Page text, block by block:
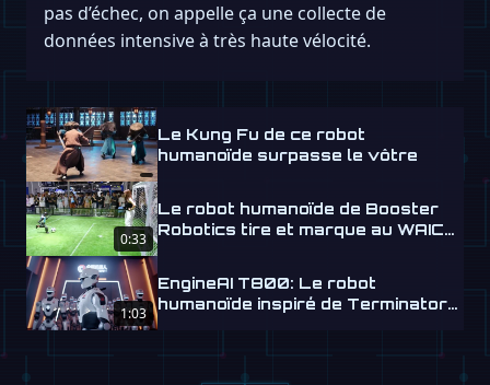
pas d’échec, on appelle ça une collecte de
données intensive à très haute vélocité.
Le Kung Fu de ce robot
humanoïde surpasse le vôtre
0:33
Le robot humanoïde de Booster
Robotics tire et marque au WAIC
1:03
EngineAI T800: Le robot
humanoïde inspiré de Terminator